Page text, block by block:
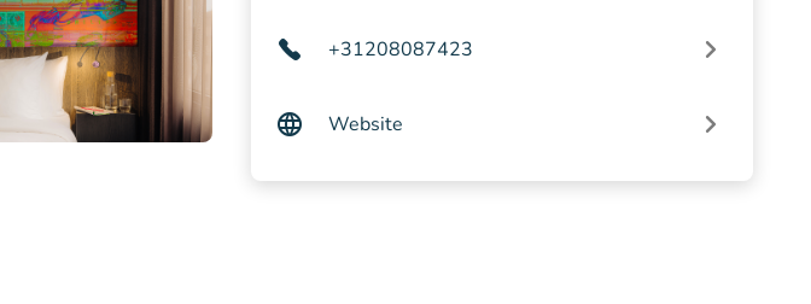
+31208087423
Website